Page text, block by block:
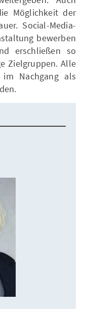
Möglichkeit der
Social-Media-
bewerben
erschließen so
Zielgruppen. Alle
Nachgang als